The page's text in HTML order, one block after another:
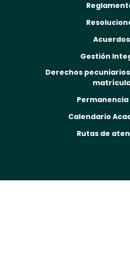
Acuerdos
Gestión
Derechos
Permanencia
Calendario
Rutas de